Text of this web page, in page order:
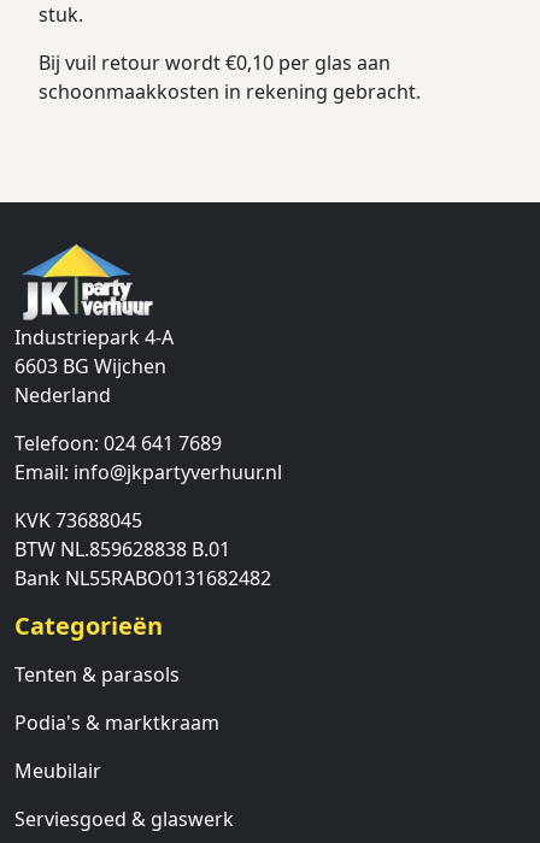
stuk.
Bij vuil retour wordt €0,10 per glas aan
schoonmaakkosten in rekening gebracht.
Industriepark 4-A
6603 BG Wijchen
Nederland
Telefoon: 024 641 7689
Email: info@jkpartyverhuur.nl
KVK 73688045
BTW NL.859628838 B.01
Bank NL55RABO0131682482
Categorieën
Tenten & parasols
Podia's & marktkraam
Meubilair
Serviesgoed & glaswerk